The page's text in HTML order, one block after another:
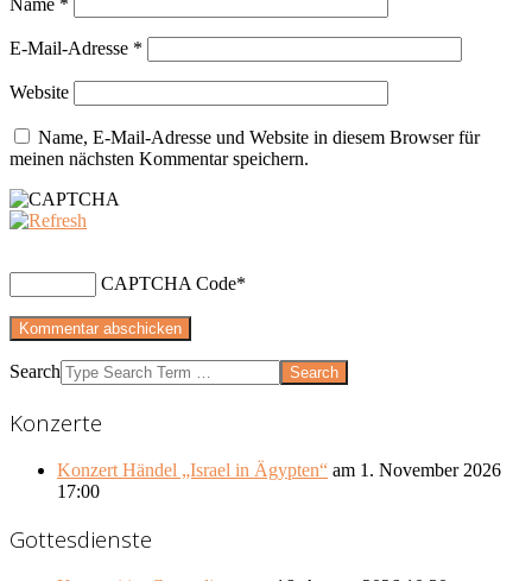
Name *
E-Mail-Adresse *
Website
Name, E-Mail-Adresse und Website in diesem Browser für
meinen nächsten Kommentar speichern.
CAPTCHA Code*
Search
Konzerte
Konzert Händel „Israel in Ägypten“ am 1. November 2026
17:00
Gottesdienste